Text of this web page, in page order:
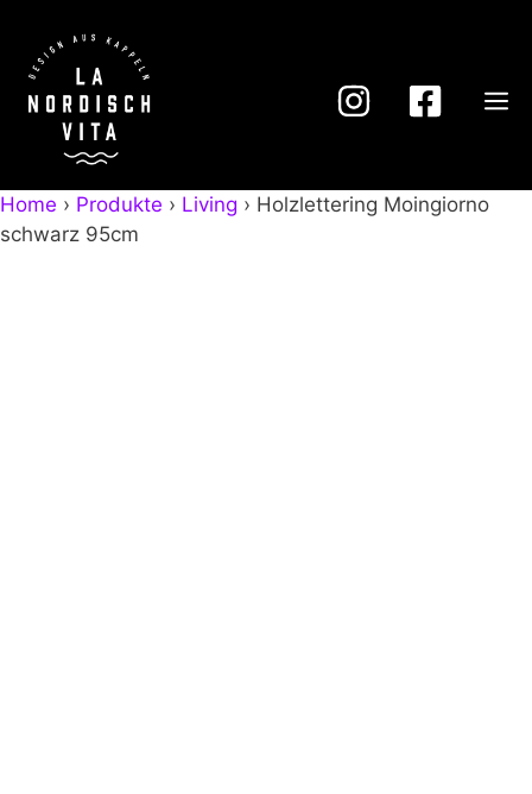
Inhalt
springen
Home › Produkte › Living › Holzlettering Moingiorno
schwarz 95cm